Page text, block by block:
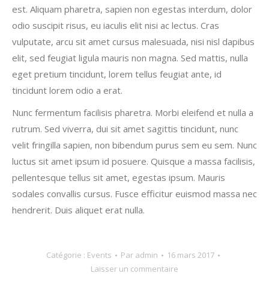
est. Aliquam pharetra, sapien non egestas interdum, dolor
odio suscipit risus, eu iaculis elit nisi ac lectus. Cras
vulputate, arcu sit amet cursus malesuada, nisi nisl dapibus
elit, sed feugiat ligula mauris non magna. Sed mattis, nulla
eget pretium tincidunt, lorem tellus feugiat ante, id
tincidunt lorem odio a erat.
Nunc fermentum facilisis pharetra. Morbi eleifend et nulla a
rutrum. Sed viverra, dui sit amet sagittis tincidunt, nunc
velit fringilla sapien, non bibendum purus sem eu sem. Nunc
luctus sit amet ipsum id posuere. Quisque a massa facilisis,
pellentesque tellus sit amet, egestas ipsum. Mauris
sodales convallis cursus. Fusce efficitur euismod massa nec
hendrerit. Duis aliquet erat nulla.
Catégorie : Events Par admin
16 mars 2017
Laisser un commentaire